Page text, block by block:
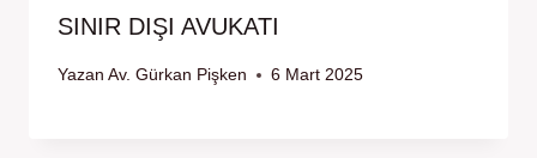
SINIR DIŞI AVUKATI
Yazan Av. Gürkan Pişken 6 Mart 2025